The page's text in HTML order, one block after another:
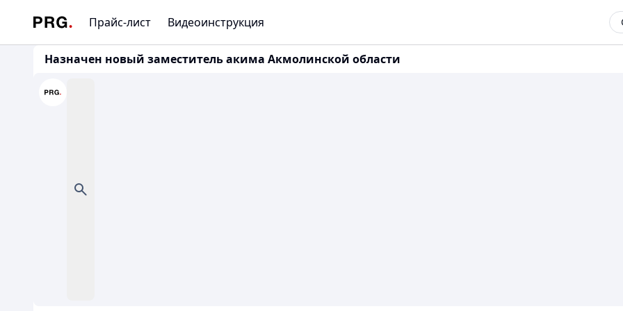
Прайс-лист Видеоинструкция
Назначен новый заместитель акима Акмолинской области